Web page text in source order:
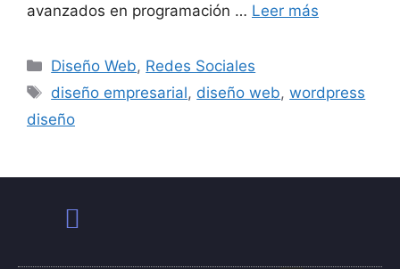
avanzados en programación … Leer más
Diseño Web, Redes Sociales
diseño empresarial, diseño web,wordpress
diseño